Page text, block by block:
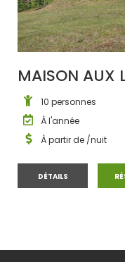
MAISON AUX
10 personnes
À l'année
À partir de /nuit
DÉTAILSMAISON AUX